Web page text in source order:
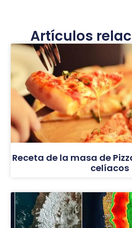
Artículos
Receta de la masa de
celíacos